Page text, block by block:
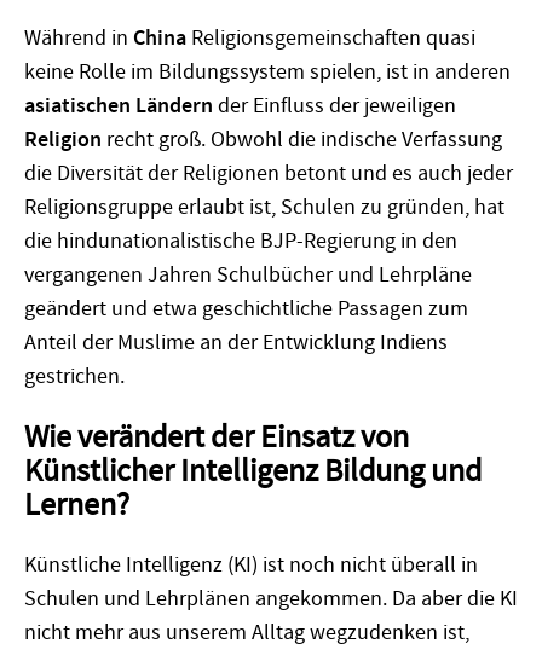
Während in China Religionsgemeinschaften quasi
keine Rolle im Bildungssystem spielen, ist in anderen
asiatischen Ländern der Einfluss der jeweiligen
Religion recht groß. Obwohl die indische Verfassung
die Diversität der Religionen betont und es auch jeder
Religionsgruppe erlaubt ist, Schulen zu gründen, hat
die hindunationalistische BJP-Regierung in den
vergangenen Jahren Schulbücher und Lehrpläne
geändert und etwa geschichtliche Passagen zum
Anteil der Muslime an der Entwicklung Indiens
gestrichen.
Wie verändert der Einsatz von
Künstlicher Intelligenz Bildung und
Lernen?
Künstliche Intelligenz (KI) ist noch nicht überall in
Schulen und Lehrplänen angekommen. Da aber die KI
nicht mehr aus unserem Alltag wegzudenken ist,